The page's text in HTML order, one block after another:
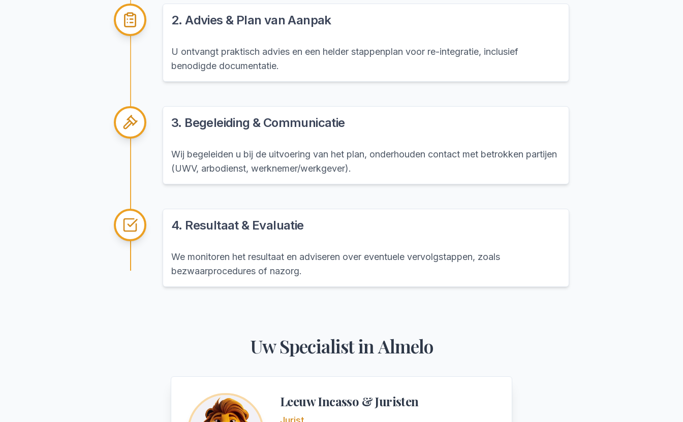
2.Advies & Plan van Aanpak
U ontvangt praktisch advies en een helder stappenplan voor re-integratie, inclusief
benodigde documentatie.
3. Begeleiding & Communicatie
Wij begeleiden u bij de uitvoering van het plan, onderhouden contact met betrokken partijen
(UWV, arbodienst, werknemer/werkgever).
4. Resultaat & Evaluatie
We monitoren het resultaat en adviseren over eventuele vervolgstappen, zoals
bezwaarprocedures of nazorg.
Uw Specialist inAlmelo
Leeuw Incasso & Juristen